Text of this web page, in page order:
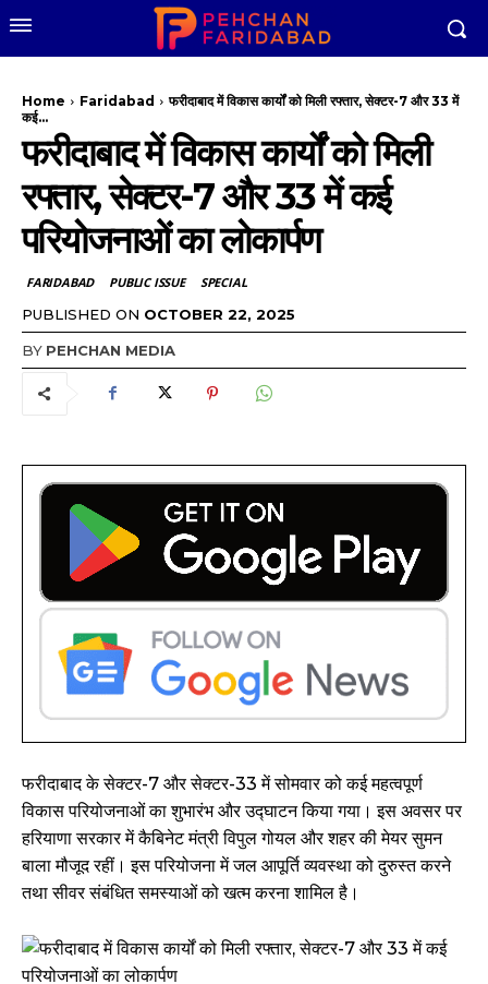
Home Faridabad
फरीदाबाद में विकास कार्यों को मिली रफ्तार, सेक्टर-7 और 33 में
कई...
फरीदाबाद में विकास कार्यों को मिली
रफ्तार, सेक्टर-7 और 33 में कई
परियोजनाओं का लोकार्पण
FARIDABAD PUBLIC ISSUE SPECIAL
PUBLISHED ON OCTOBER 22, 2025
BY PEHCHAN MEDIA
फरीदाबाद के सेक्टर-7 और सेक्टर-33 में सोमवार को कई महत्वपूर्ण
विकास परियोजनाओं का शुभारंभ और उद्घाटन किया गया। इस अवसर पर
हरियाणा सरकार में कैबिनेट मंत्री विपुल गोयल और शहर की मेयर सुमन
बाला मौजूद रहीं। इस परियोजना में जल आपूर्ति व्यवस्था को दुरुस्त करने
तथा सीवर संबंधित समस्याओं को खत्म करना शामिल है।